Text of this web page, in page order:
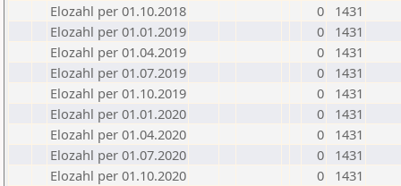
Elozahl per 01.10.2018
0
1431
Elozahl per 01.01.2019
0
1431
Elozahl per 01.04.2019
0
1431
Elozahl per 01.07.2019
0
1431
Elozahl per 01.10.2019
0
1431
Elozahl per 01.01.2020
0
1431
Elozahl per 01.04.2020
0
1431
Elozahl per 01.07.2020
0
1431
Elozahl per 01.10.2020
0
1431